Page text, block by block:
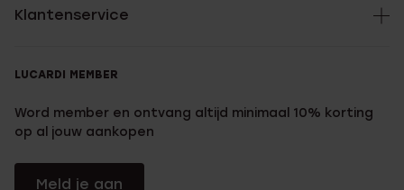
Klantenservice
LUCARDI MEMBER
Word member en ontvang altijd minimaal 10% korting
op al jouw aankopen
Meld je aan